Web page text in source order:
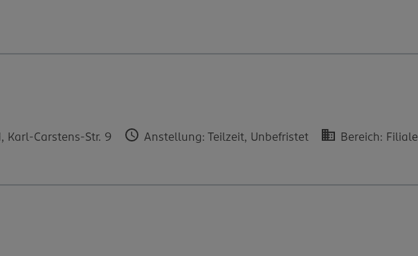
Carstens-Str. 9 Anstellung: Teilzeit, Unbefristet
Bereich: Filiale